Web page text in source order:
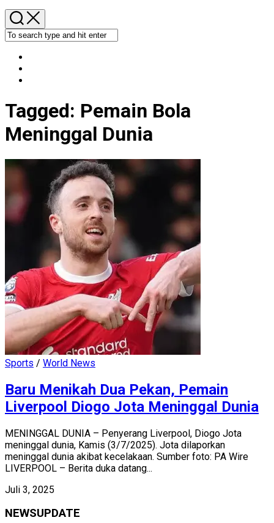
Tagged: Pemain Bola
Meninggal Dunia
Sports / World News
Baru Menikah Dua Pekan, Pemain
Liverpool Diogo Jota Meninggal Dunia
MENINGGAL DUNIA – Penyerang Liverpool, Diogo Jota
meninggal dunia, Kamis (3/7/2025). Jota dilaporkan
meninggal dunia akibat kecelakaan. Sumber foto: PA Wire
LIVERPOOL – Berita duka datang...
Juli 3, 2025
NEWSUPDATE